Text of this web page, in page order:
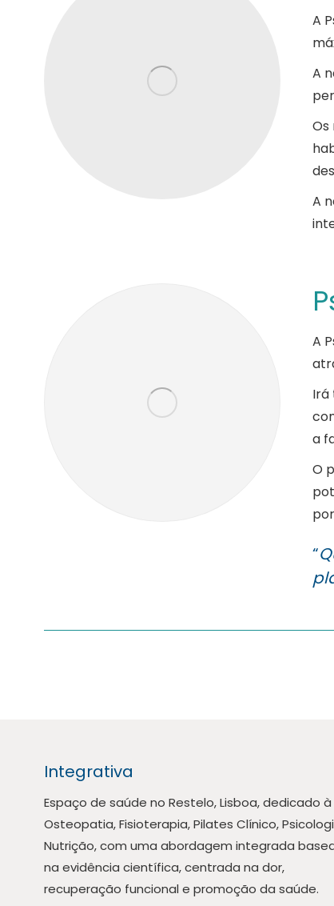
A
A
Os
A
A
Irá
a
O
“
Integrativa
Espaço de saúde no Restelo, Lisboa, dedicado à
Osteopatia, Fisioterapia, Pilates Clínico,
Nutrição, com uma abordagem integrada
na evidência científica, centrada na dor,
recuperação funcional e promoção da saúde.